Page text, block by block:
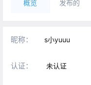
概览 发布的
昵称： s小yuuu
认证： 未认证